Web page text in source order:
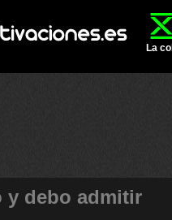
La
y debo admitir